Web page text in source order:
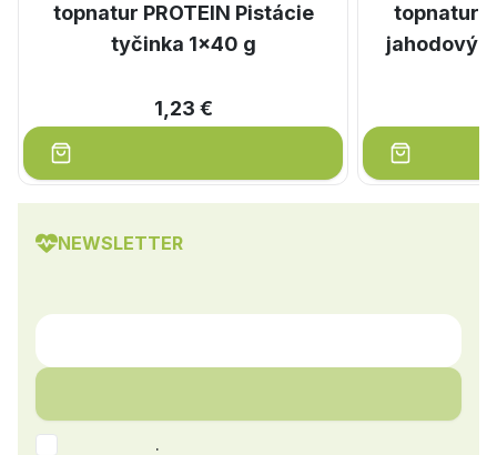
topnatur PROTEIN Pistácie
tyčinka 1x40 g
1,23 €
topnatur
NEWSLETTER
.